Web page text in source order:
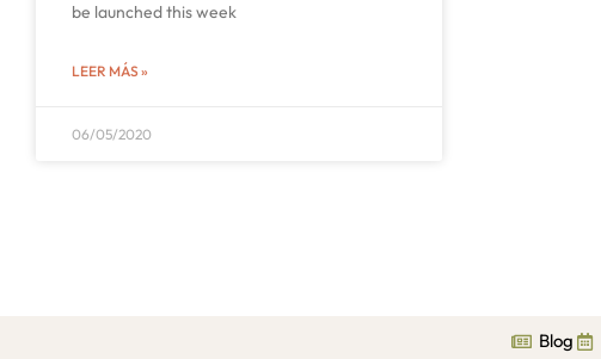
be launched this week
LEER MÁS »
06/05/2020
Blog